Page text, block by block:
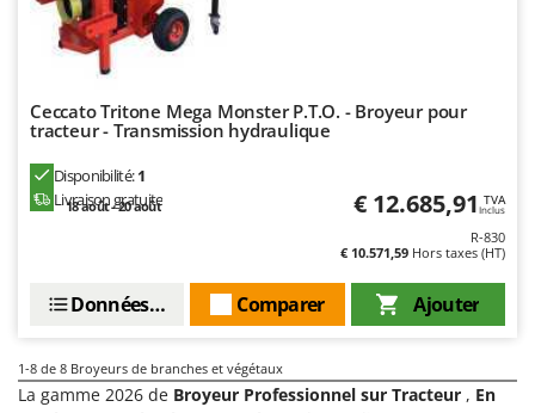
Tondeuses autoportées
Tondeuses débroussailleuses thermiques
Trancheuses
Trancheuses de sol
Treuils de débardage
Vêtements de Sécurité
Vibroculteurs à tracteur
Lampacrescia - MGM
Landxcape
Lavor
Lisam
M.A.I.BO.
Macte Ovens
Makita
Ceccato Tritone Mega Monster P.T.O. - Broyeur pour
tracteur - Transmission hydraulique
Disponibilité:1
Livraison gratuite
18 août - 20 août € 12.685,91 TVA
Inclus
R-830
€ 10.571,59 Hors taxes (HT)
Ajouter
Comparer
Données techniques
1-8 de 8 Broyeurs de branches et végétaux
La gamme 2026 de Broyeur Professionnel sur Tracteur , En